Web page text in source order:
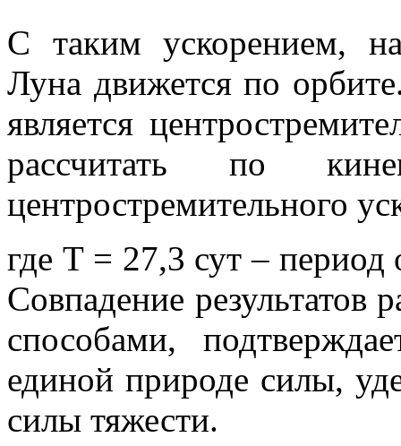
С таким ускорением,
Луна движется по
является
рассчитать по
центростремительного
где T= 27,3 сут – период
Совпадение результатов
способами,
единой природе силы,
силы тяжести.